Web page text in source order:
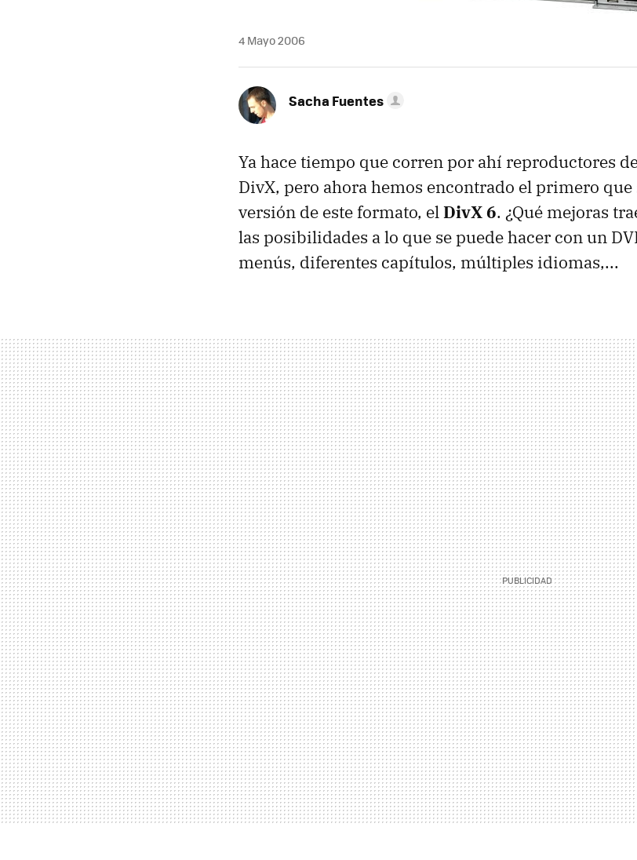
4 Mayo 2006
Sacha Fuentes
Ya hace tiempo que corren por ahí reproductores
DivX, pero ahora hemos encontrado el primero que
versión de este formato, elDivX 6. ¿Qué mejoras
las posibilidades a lo que se puede hacer con un
menús, diferentes capítulos, múltiples idiomas,...